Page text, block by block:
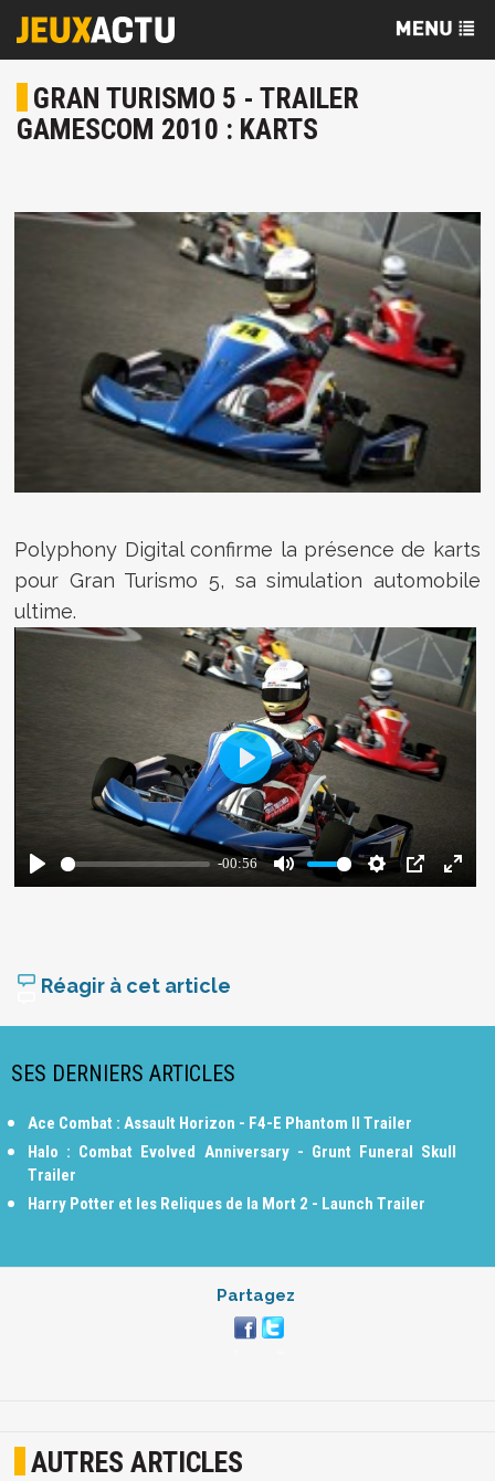
GRAN TURISMO 5 - TRAILER
GAMESCOM 2010 : KARTS
Polyphony Digital confirme la présence de karts
pour Gran Turismo 5, sa simulation automobile
ultime.
Réagir à cet article
SES DERNIERS ARTICLES
Ace Combat : Assault Horizon - F4-E Phantom II Trailer
Halo : Combat Evolved Anniversary - Grunt Funeral Skull
Trailer
Harry Potter et les Reliques de la Mort 2 - Launch Trailer
Partagez
AUTRES ARTICLES